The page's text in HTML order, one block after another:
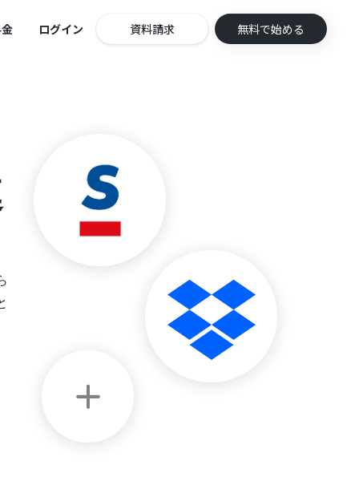
ログイン 資料請求 無料で始める